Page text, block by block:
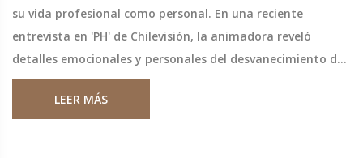
su vida profesional como personal. En una reciente
entrevista en 'PH' de Chilevisión, la animadora reveló
detalles emocionales y personales del desvanecimiento de
su amistad. A pesar de la dureza de sus palabras, dejó
abierta la puerta a una posible reconciliación si hay un
LEER MÁS